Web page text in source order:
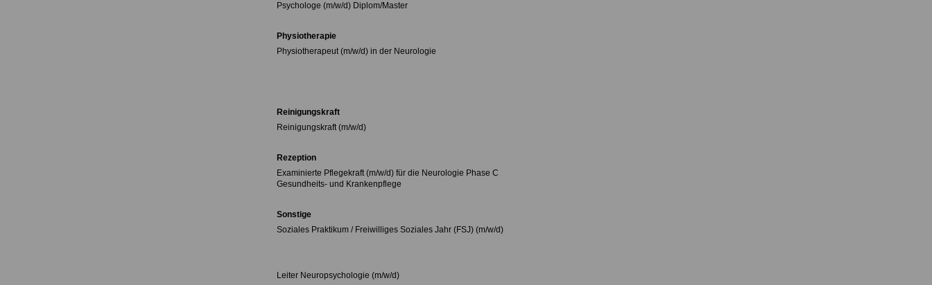
Psychologe (m/w/d) Diplom/Master
Physiotherapie
Physiotherapeut (m/w/d) in der Neurologie
Reinigungskraft
Reinigungskraft (m/w/d)
Rezeption
Examinierte Pflegekraft (m/w/d) für die Neurologie Phase C
Gesundheits- und Krankenpflege
Sonstige
Soziales Praktikum / Freiwilliges Soziales Jahr (FSJ) (m/w/d)
Leiter Neuropsychologie (m/w/d)